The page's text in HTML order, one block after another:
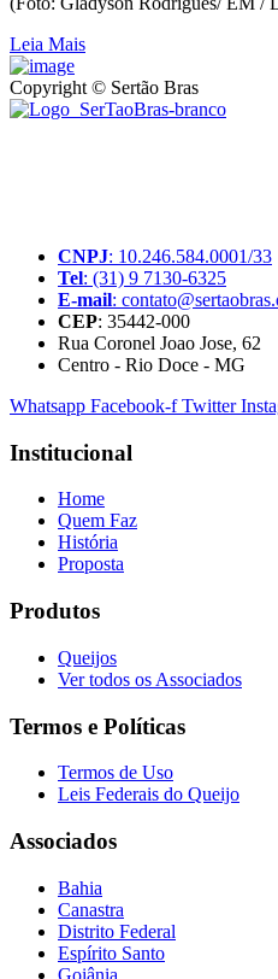
Leia Mais
Copyright © Sertão Bras
CNPJ: 10.246.584.0001/33
Tel: (31) 9 7130-6325
E-mail:
CEP: 35442-000
Rua Coronel Joao Jose, 62
Centro - Rio Doce - MG
Whatsapp Facebook-f Twitter
Institucional
Home
Quem Faz
História
Proposta
Produtos
Queijos
Ver todos os Associados
Termos e Políticas
Termos de Uso
Leis Federais do Queijo
Associados
Bahia
Canastra
Distrito Federal
Espírito Santo
Goiânia